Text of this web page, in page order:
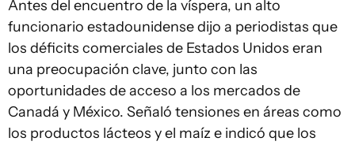
Antes del encuentro de la víspera, un alto
funcionario estadounidense dijo a periodistas que
los déficits comerciales de Estados Unidos eran
una preocupación clave, junto con las
oportunidades de acceso a los mercados de
Canadá y México. Señaló tensiones en áreas como
los productos lácteos y el maíz e indicó que los